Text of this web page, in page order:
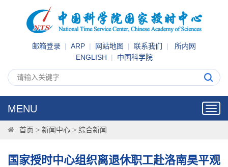
邮箱登录 | ARP | 网站地图 | 联系我们 | 所内网
ENGLISH | 中国科学院
MENU
首页 > 新闻中心 > 综合新闻
国家授时中心组织离退休职工赴洛南昊平观